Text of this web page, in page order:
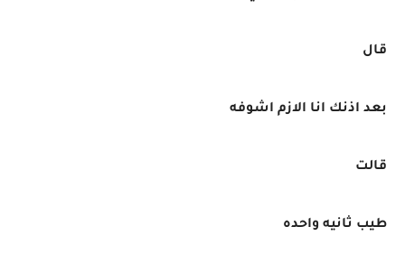
قال
بعد اذنك انا الازم اشوفه
قالت
طيب ثانيه واحده